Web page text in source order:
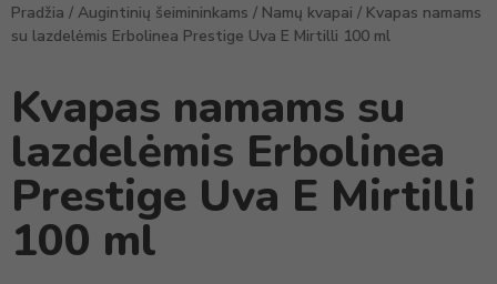
Pradžia / Augintinių šeimininkams / Namų kvapai / Kvapas namams
su lazdelėmis Erbolinea Prestige Uva E Mirtilli 100 ml
Kvapas namams su
lazdelėmis Erbolinea
Prestige Uva E Mirtilli
100 ml